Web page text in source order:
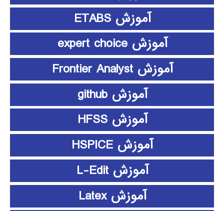
آموزش ETABS
آموزش expert choice
آموزش Frontier Analyst
آموزش github
آموزش HFSS
آموزش HSPICE
آموزش L-Edit
آموزش Latex